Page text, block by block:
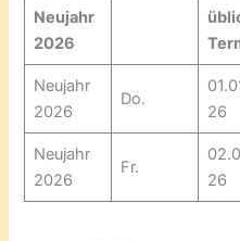
Neujahr
2026
Neujahr
2026
Do.
26
Neujahr
2026
Fr.
26